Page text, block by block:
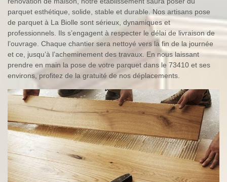
parquet esthétique, solide, stable et durable. Nos artisans pose
de parquet à La Biolle sont sérieux, dynamiques et
professionnels. Ils s’engagent à respecter le délai de livraison de
l’ouvrage. Chaque chantier sera nettoyé vers la fin de la journée
et ce, jusqu’à l’acheminement des travaux. En nous laissant
prendre en main la pose de votre parquet dans le 73410 et ses
environs, profitez de la gratuité de nos déplacements.